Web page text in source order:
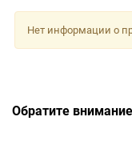
Нет информации о
Обратите